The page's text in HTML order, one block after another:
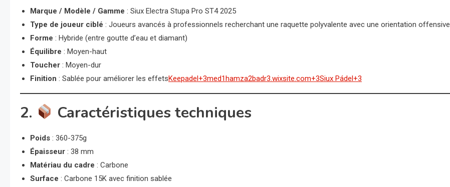
Marque / Modèle / Gamme : Siux Electra Stupa Pro ST4 2025
Type de joueur ciblé : Joueurs avancés à professionnels recherchant une raquette polyvalente avec une orientation offensive
Forme : Hybride (entre goutte d’eau et diamant)
Équilibre : Moyen-haut
Toucher : Moyen-dur
Finition : Sablée pour améliorer les effetsKeepadel+3med1hamza2badr3.wixsite.com+3Siux Pádel+3
2. Caractéristiques techniques
Poids : 360-375g
Épaisseur : 38 mm
Matériau du cadre : Carbone
Surface : Carbone 15K avec finition sablée